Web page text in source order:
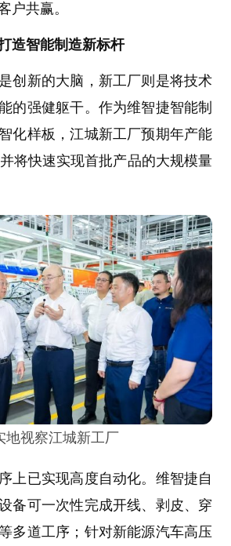
户共赢。
造智能制造新标杆
创新的大脑，新工厂则是将技术
的强健躯干。作为维智捷智能制
化样板，江城新工厂预期年产能
将快速实现首批产品的大规模量
地视察江城新工厂
上已实现高度自动化。维智捷自
备可一次性完成开线、剥皮、穿
多道工序；针对新能源汽车高压